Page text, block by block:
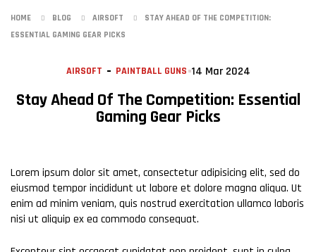
HOME BLOG AIRSOFT
STAY AHEAD OF THE COMPETITION:
ESSENTIAL GAMING GEAR PICKS
AIRSOFT PAINTBALL GUNS 14 Mar 2024
Stay Ahead Of The Competition: Essential
Gaming Gear Picks
Lorem ipsum dolor sit amet, consectetur adipisicing elit, sed do
eiusmod tempor incididunt ut labore et dolore magna aliqua. Ut
enim ad minim veniam, quis nostrud exercitation ullamco laboris
nisi ut aliquip ex ea commodo consequat.